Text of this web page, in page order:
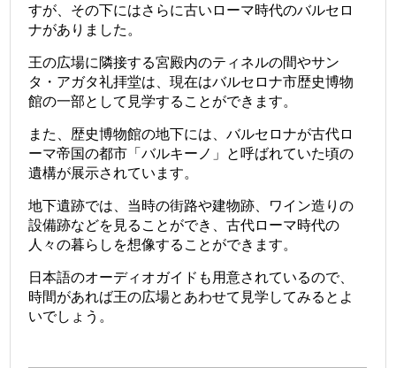
すが、その下にはさらに古いローマ時代のバルセロ
ナがありました。
王の広場に隣接する宮殿内のティネルの間やサン
タ・アガタ礼拝堂は、現在はバルセロナ市歴史博物
館の一部として見学することができます。
また、歴史博物館の地下には、バルセロナが古代ロ
ーマ帝国の都市「バルキーノ」と呼ばれていた頃の
遺構が展示されています。
地下遺跡では、当時の街路や建物跡、ワイン造りの
設備跡などを見ることができ、古代ローマ時代の
人々の暮らしを想像することができます。
日本語のオーディオガイドも用意されているので、
時間があれば王の広場とあわせて見学してみるとよ
いでしょう。